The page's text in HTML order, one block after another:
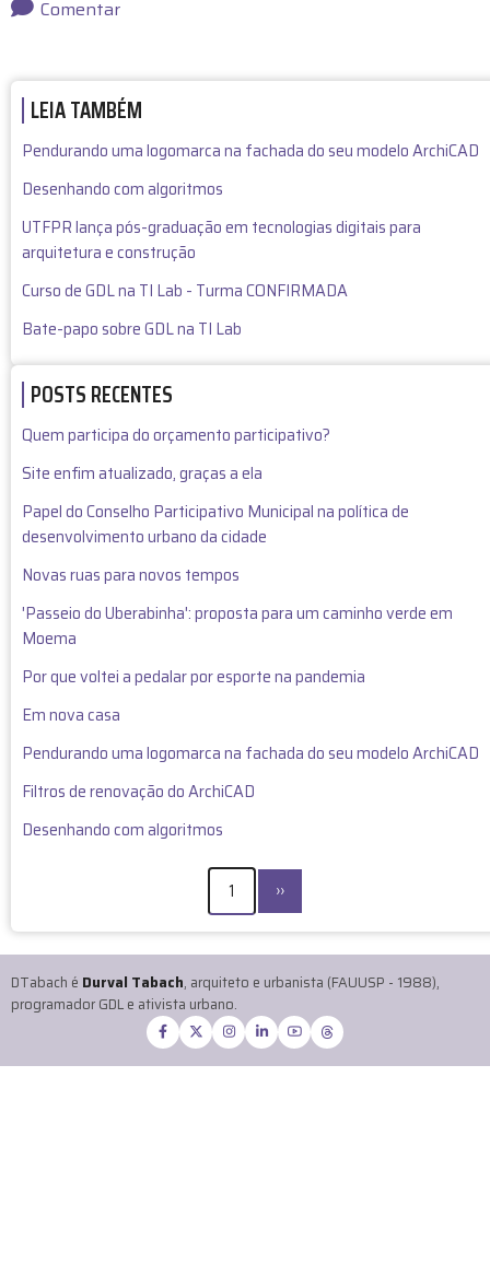
c
b
o
o
k
e
d
s
st d
n
Comentar
LEIA TAMBÉM
Pendurando uma logomarca na fachada do seu modelo ArchiCAD
Desenhando com algoritmos
UTFPR lança pós-graduação em tecnologias digitais para
arquitetura e construção
Curso de GDL na TI Lab - Turma CONFIRMADA
Bate-papo sobre GDL na TI Lab
POSTS RECENTES
Quem participa do orçamento participativo?
Site enfim atualizado, graças a ela
Papel do Conselho Participativo Municipal na política de
desenvolvimento urbano da cidade
Novas ruas para novos tempos
'Passeio do Uberabinha': proposta para um caminho verde em
Moema
Por que voltei a pedalar por esporte na pandemia
Em nova casa
Pendurando uma logomarca na fachada do seu modelo ArchiCAD
Filtros de renovação do ArchiCAD
Desenhando com algoritmos
1 ››
DTabach é Durval Tabach, arquiteto e urbanista (FAUUSP - 1988),
programador GDL e ativista urbano.